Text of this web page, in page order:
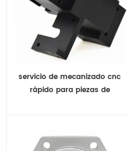
servicio de mecanizado cnc
rápido para piezas de